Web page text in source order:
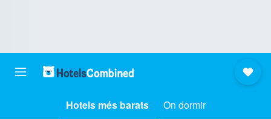
Hotels més barats On dormir